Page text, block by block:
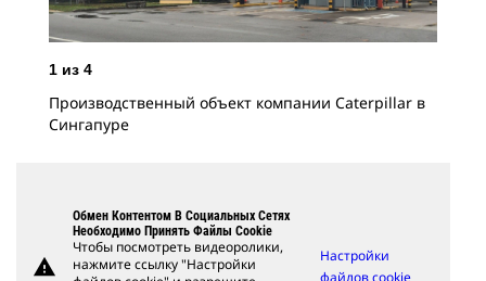
1 из 4
Производственный объект компании Caterpillar в
Сингапуре
warning
Обмен Контентом В Социальных Сетях
Необходимо Принять Файлы Cookie
Чтобы посмотреть видеоролики,
нажмите ссылку "Настройки
Настройки